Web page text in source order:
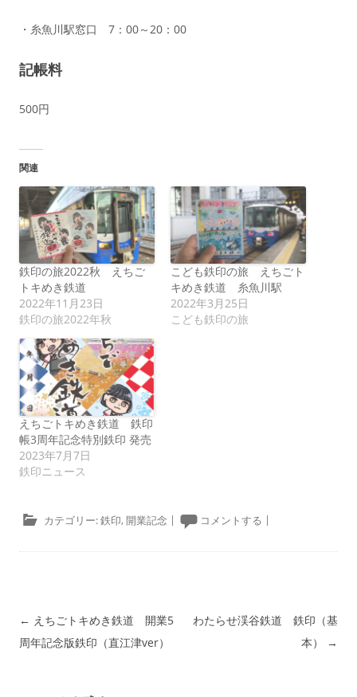
・糸魚川駅窓口 7：00～20：00
記帳料
500円
関連
鉄印の旅2022秋 えちご
トキめき鉄道
2022年11月23日
鉄印の旅2022年秋
こども鉄印の旅 えちごト
キめき鉄道 糸魚川駅
2022年3月25日
こども鉄印の旅
えちごトキめき鉄道 鉄印
帳3周年記念特別鉄印 発売
2023年7月7日
鉄印ニュース
カテゴリー:鉄印,開業記念 | コメントする |
投稿ナビゲーション
← えちごトキめき鉄道 開業5
周年記念版鉄印（直江津ver）
わたらせ渓谷鉄道 鉄印（基
本）
→